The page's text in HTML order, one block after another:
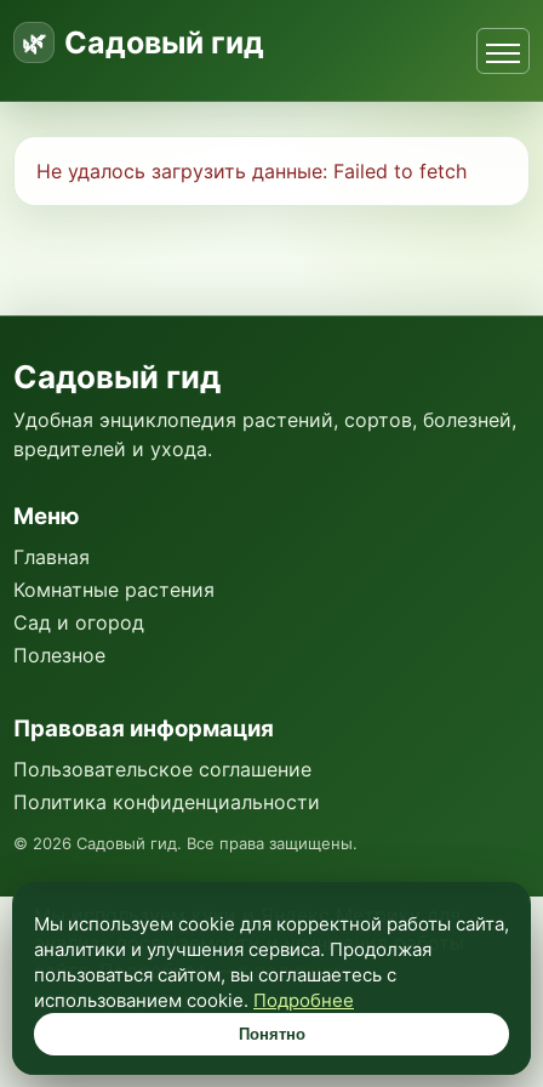
Садовый гид
Не удалось загрузить данные: Failed to fetch
Мы используем куки и Яндекс Метрику для
анализа посещаемости и улучшения работы
сайта. Подробнее —в политике
конфиденциальности.
Понятно
Садовый гид
Удобная энциклопедия растений, сортов, болезней,
вредителей и ухода.
Меню
Главная
Комнатные растения
Сад и огород
Полезное
Правовая информация
Пользовательское соглашение
Политика конфиденциальности
© 2026 Садовый гид. Все права защищены.
Мы используем cookie для корректной работы сайта,
аналитики и улучшения сервиса. Продолжая
пользоваться сайтом, вы соглашаетесь с
использованием cookie. Подробнее
Понятно